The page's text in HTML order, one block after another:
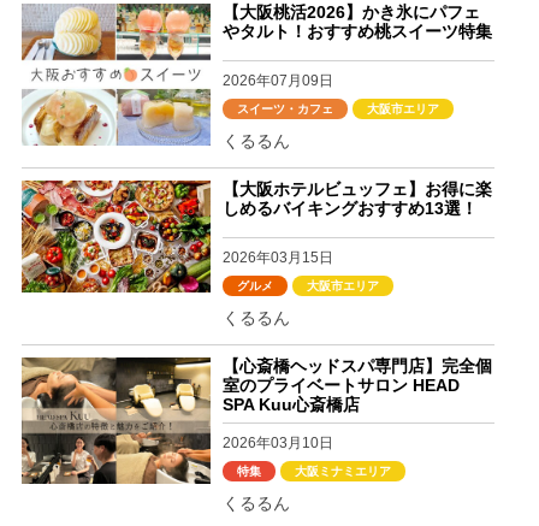
【大阪桃活2026】かき氷にパフェ
やタルト！おすすめ桃スイーツ特集
2026年07月09日
スイーツ・カフェ 大阪市エリア
くるるん
【大阪ホテルビュッフェ】お得に楽
しめるバイキングおすすめ13選！
2026年03月15日
グルメ 大阪市エリア
くるるん
【心斎橋ヘッドスパ専門店】完全個
室のプライベートサロン HEAD
SPA Kuu心斎橋店
2026年03月10日
特集 大阪ミナミエリア
くるるん